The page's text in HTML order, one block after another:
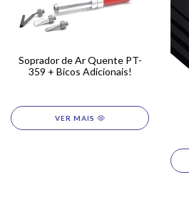
Soprador de Ar Quente PT-
359 + Bicos Adicionais!